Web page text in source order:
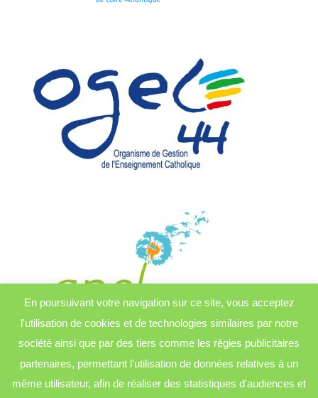
En poursuivant votre navigation sur ce site, vous acceptez
l'utilisation de cookies et de technologies similaires par notre
société ainsi que par des tiers comme les régies publicitaires
partenaires, permettant l'utilisation de données relatives à un
même utilisateur, afin de réaliser des statistiques d'audiences et